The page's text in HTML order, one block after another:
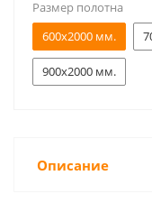
Размер полотна
600x2000 мм.
900x2000 мм.
Описание